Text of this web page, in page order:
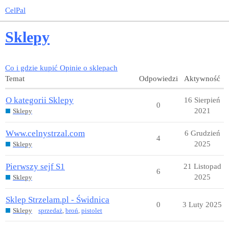
CelPal
Sklepy
Co i gdzie kupić Opinie o sklepach
Temat
Odpowiedzi Aktywność
O kategorii Sklepy
Sklepy
0
16 Sierpień
2021
Www.celnystrzal.com
Sklepy
4
6 Grudzień
2025
Pierwszy sejf S1
Sklepy
6
21 Listopad
2025
Sklep Strzelam.pl - Świdnica
Sklepy sprzedaż, broń, pistolet
0 3 Luty 2025